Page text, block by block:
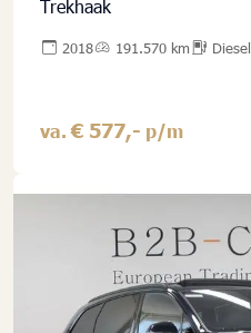
Trekhaak
2018 191.570 km Diesel
va. € 577,- p/m